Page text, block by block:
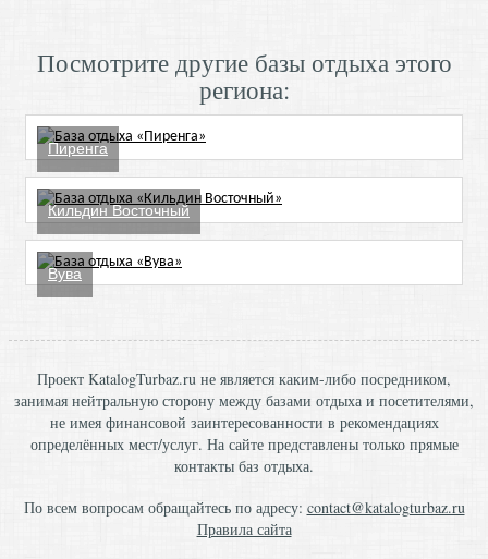
Посмотрите другие базы отдыха этого
региона:
Пиренга
Кильдин Восточный
Вува
Проект KatalogTurbaz.ru не является каким-либо посредником,
занимая нейтральную сторону между базами отдыха и посетителями,
не имея финансовой заинтересованности в рекомендациях
определённых мест/услуг. На сайте представлены только прямые
контакты баз отдыха.
По всем вопросам обращайтесь по адресу: contact@katalogturbaz.ru
Правила сайта